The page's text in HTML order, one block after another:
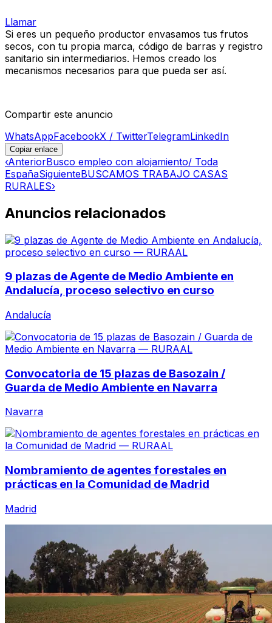
Llamar
Si eres un pequeño productor envasamos tus frutos
secos, con tu propia marca, código de barras y registro
sanitario sin intermediarios. Hemos creado los
mecanismos necesarios para que pueda ser así.
Compartir este anuncio
WhatsAppFacebookX / TwitterTelegramLinkedIn
Copiar enlace
‹AnteriorBusco empleo con alojamiento/ Toda
EspañaSiguienteBUSCAMOS TRABAJO CASAS
RURALES›
Anuncios relacionados
9 plazas de Agente de Medio Ambiente en
Andalucía, proceso selectivo en curso
Andalucía
Convocatoria de 15 plazas de Basozain /
Guarda de Medio Ambiente en Navarra
Navarra
Nombramiento de agentes forestales en
prácticas en la Comunidad de Madrid
Madrid